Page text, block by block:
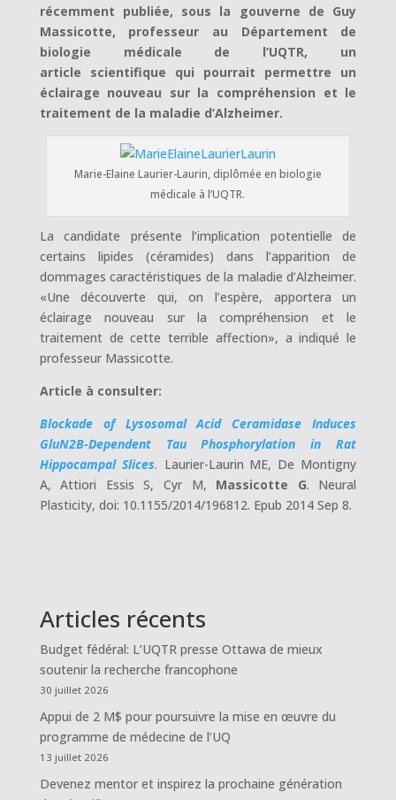
récemment publiée, sous la gouverne de Guy
Massicotte, professeur au Département de
biologie médicale de l’UQTR, un
article scientifique qui pourrait permettre un
éclairage nouveau sur la compréhension et le
traitement de la maladie d’Alzheimer.
Marie-Elaine Laurier-Laurin, diplômée en biologie
médicale à l’UQTR.
La candidate présente l’implication potentielle de
certains lipides (céramides) dans l’apparition de
dommages caractéristiques de la maladie d’Alzheimer.
«Une découverte qui, on l’espère, apportera un
éclairage nouveau sur la compréhension et le
traitement de cette terrible affection», a indiqué le
professeur Massicotte.
Article à consulter:
Blockade of Lysosomal Acid Ceramidase Induces
GluN2B-Dependent Tau Phosphorylation in Rat
Hippocampal Slices. Laurier-Laurin ME, De Montigny
A, Attiori Essis S, Cyr M, Massicotte G. Neural
Plasticity, doi: 10.1155/2014/196812. Epub 2014 Sep 8.
Articles récents
Budget fédéral: L’UQTR presse Ottawa de mieux
soutenir la recherche francophone
30 juillet 2026
Appui de 2 M$ pour poursuivre la mise en œuvre du
programme de médecine de l’UQ
13 juillet 2026
Devenez mentor et inspirez la prochaine génération